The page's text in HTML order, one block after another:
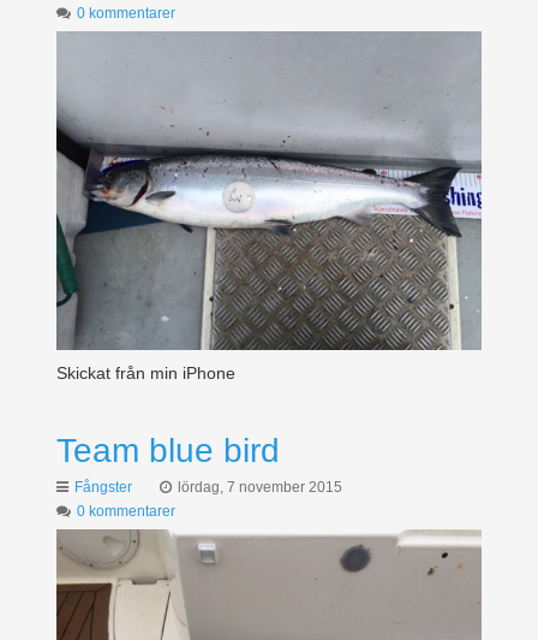
0 kommentarer
Skickat från min iPhone
Team blue bird
Fångster
lördag, 7 november 2015
0 kommentarer